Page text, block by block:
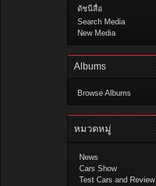
ดัชนีสื่อ
Search Media
New Media
Albums
Browse Albums
หมวดหมู่
News
Cars Show
Test Cars and Review